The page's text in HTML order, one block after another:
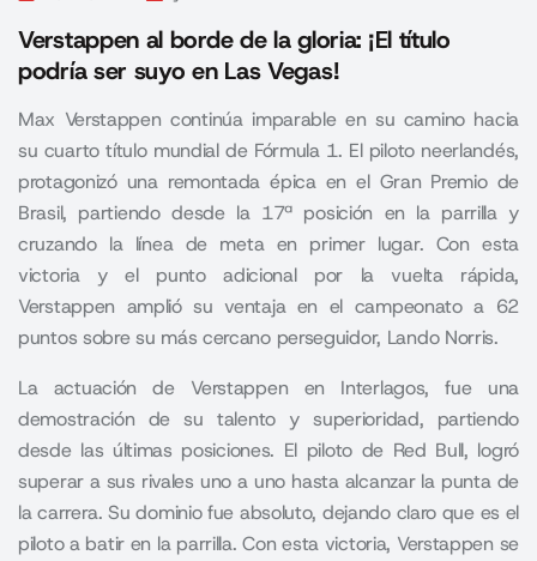
Verstappen al borde de la gloria: ¡El título
podría ser suyo en Las Vegas!
Max Verstappen continúa imparable en su camino hacia
su cuarto título mundial de Fórmula 1. El piloto neerlandés,
protagonizó una remontada épica en el Gran Premio de
Brasil, partiendo desde la 17ª posición en la parrilla y
cruzando la línea de meta en primer lugar. Con esta
victoria y el punto adicional por la vuelta rápida,
Verstappen amplió su ventaja en el campeonato a 62
puntos sobre su más cercano perseguidor, Lando Norris.
La actuación de Verstappen en Interlagos, fue una
demostración de su talento y superioridad, partiendo
desde las últimas posiciones. El piloto de Red Bull, logró
superar a sus rivales uno a uno hasta alcanzar la punta de
la carrera. Su dominio fue absoluto, dejando claro que es el
piloto a batir en la parrilla. Con esta victoria, Verstappen se